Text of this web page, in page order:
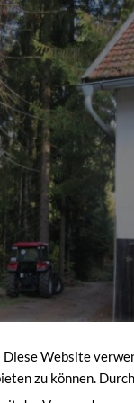
Diese Website
zu können.